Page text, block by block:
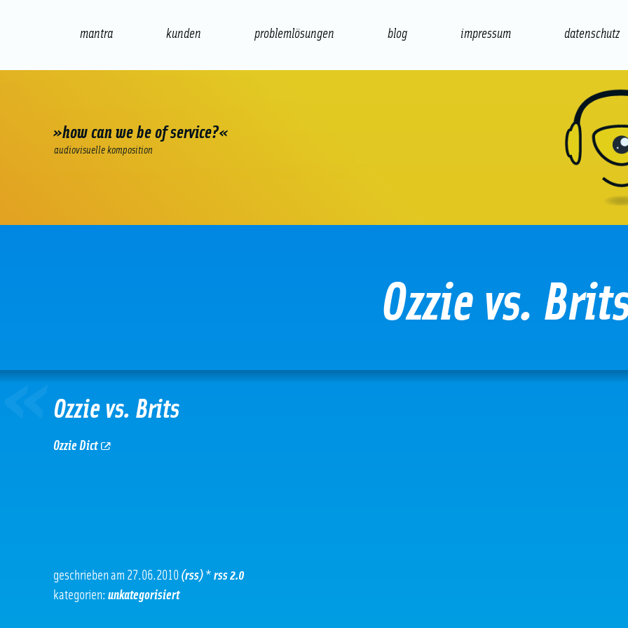
mantra kunden problemlösungen blog impressum datenschutz
»how can we be of service?«
audiovisuelle komposition
«
Ozzie vs.
Ozzie vs. Brits
Ozzie Dict
geschrieben am 27.06.2010 (rss) * rss 2.0
kategorien: unkategorisiert